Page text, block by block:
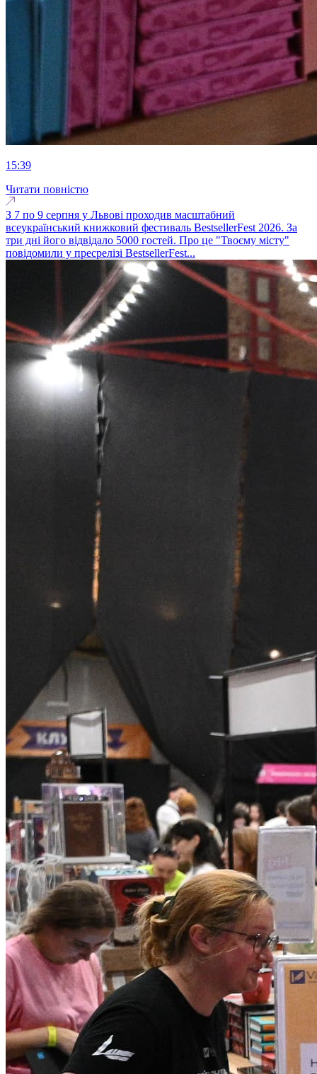
15:39
Читати повністю
З 7 по 9 серпня у Львові проходив масштабний
всеукраїнський книжковий фестиваль BestsellerFest 2026. За
три дні його відвідало 5000 гостей. Про це "Твоєму місту"
повідомили у пресрелізі BestsellerFest...